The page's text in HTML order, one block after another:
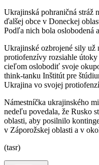
Ukrajinská pohraničná stráž
ďalšej obce v Doneckej
Podľa nich bola oslobodená
Ukrajinské ozbrojené sily
protiofenzívy rozsiahle
cieľom oslobodiť svoje
think-tanku Inštitút pre
Ukrajina vo svojej
Námestníčka ukrajinského
nedeľu povedala, že Rusko
oblasti, aby posilnilo
v Záporožskej oblasti a v
(tasr)